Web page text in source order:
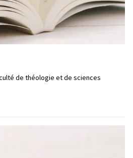
de théologie et de sciences